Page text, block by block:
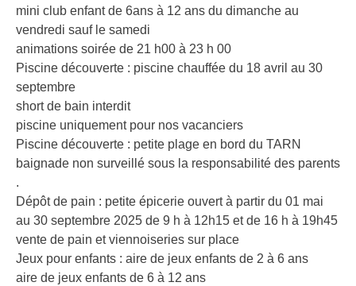
mini club enfant de 6ans à 12 ans du dimanche au
vendredi sauf le samedi
animations soirée de 21 h00 à 23 h 00
Piscine découverte : piscine chauffée du 18 avril au 30
septembre
short de bain interdit
piscine uniquement pour nos vacanciers
Piscine découverte : petite plage en bord du TARN
baignade non surveillé sous la responsabilité des parents
.
Dépôt de pain : petite épicerie ouvert à partir du 01 mai
au 30 septembre 2025 de 9 h à 12h15 et de 16 h à 19h45
vente de pain et viennoiseries sur place
Jeux pour enfants : aire de jeux enfants de 2 à 6 ans
aire de jeux enfants de 6 à 12 ans